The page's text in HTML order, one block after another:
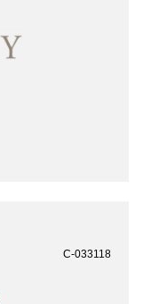
C-033118